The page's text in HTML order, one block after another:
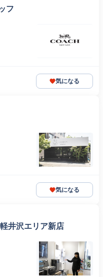
フ
気になる
気になる
井沢エリア新店